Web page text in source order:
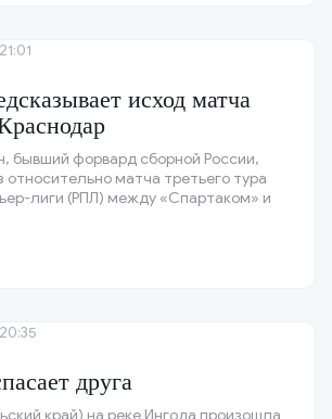
исход матча
бывший форвард сборной России,
относительно матча третьего тура
лиги (РПЛ) между «Спартаком» и
друга
край) на реке Ингода произошла